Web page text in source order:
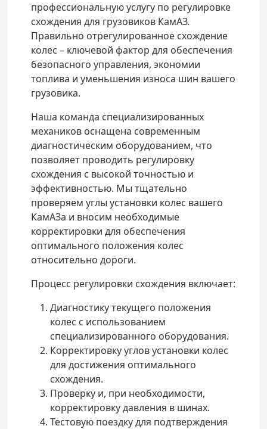
профессиональную услугу по регулировке
схождения для грузовиков КамАЗ.
Правильно отрегулированное схождение
колес – ключевой фактор для обеспечения
безопасного управления, экономии
топлива и уменьшения износа шин вашего
грузовика.
Наша команда специализированных
механиков оснащена современным
диагностическим оборудованием, что
позволяет проводить регулировку
схождения с высокой точностью и
эффективностью. Мы тщательно
проверяем углы установки колес вашего
КамАЗа и вносим необходимые
корректировки для обеспечения
оптимального положения колес
относительно дороги.
Процесс регулировки схождения включает:
Диагностику текущего положения
колес с использованием
специализированного оборудования.
Корректировку углов установки колес
для достижения оптимального
схождения.
Проверку и, при необходимости,
корректировку давления в шинах.
Тестовую поездку для подтверждения